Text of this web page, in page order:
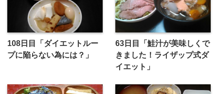
108日目「ダイエットルー
プに陥らない為には？」
63日目「鮭汁が美味しくで
きました！ライザップ式ダ
イエット」